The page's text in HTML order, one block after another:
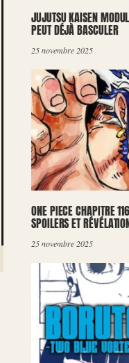
JUJUTSU KAISEN
PEUT DÉJÀ BASCULER
25 novembre 2025
ONE PIECE CHAPITRE
SPOILERS ET
25 novembre 2025